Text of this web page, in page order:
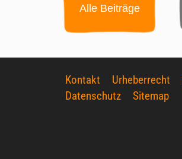
Alle Beiträge
Kontakt Urheberrecht
Datenschutz
Sitemap